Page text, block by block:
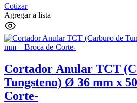
Cotizar
Agregar a lista
Cortador Anular TCT
Tungsteno) Ø 36 mm x
Corte-